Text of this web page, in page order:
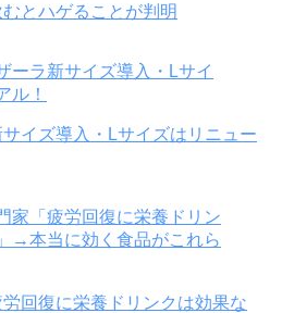
とハゲることが判明
サイズ導入・Lサイズはリニュー
労回復に栄養ドリンクは効果な